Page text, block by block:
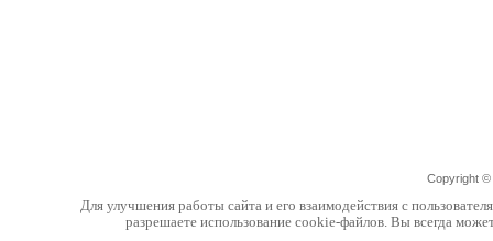
Copyright ©
Для улучшения работы сайта и его взаимодействия с
разрешаете использование cookie-файлов. Вы всегда